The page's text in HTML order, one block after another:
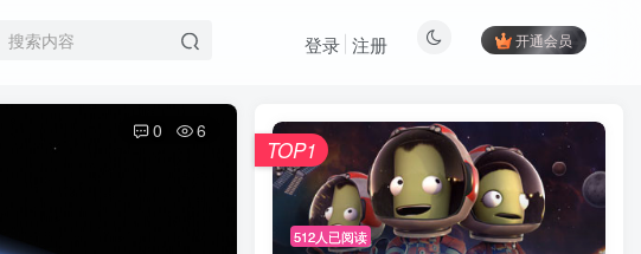
开通会员
登录 注册
0 6
512人已阅读
TOP1